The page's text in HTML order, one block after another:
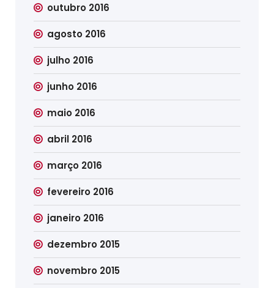
outubro 2016
agosto 2016
julho 2016
junho 2016
maio 2016
abril 2016
março 2016
fevereiro 2016
janeiro 2016
dezembro 2015
novembro 2015